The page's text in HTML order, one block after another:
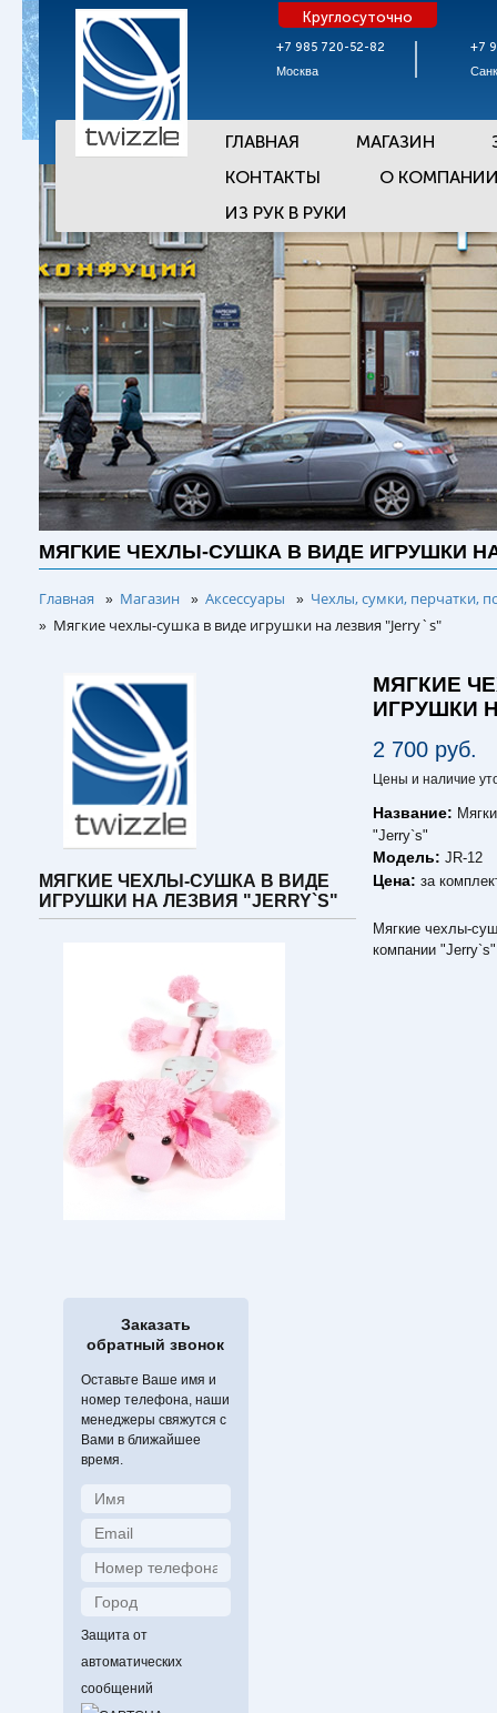
+7 985 720-52-82
Москва
Круглосуточно
+7
ГЛАВНАЯ МАГАЗИН
КОНТАКТЫ
О
ИЗ РУК В РУКИ
МЯГКИЕ ЧЕХЛЫ-СУШКА В ВИДЕ ИГРУШКИ НА
Главная » Магазин » Аксессуары » Чехлы, сумки, перчатки,
» Мягкие чехлы-сушка в виде игрушки на лезвия "Jerry`s"
МЯГКИЕ ЧЕХЛЫ-СУШКА В ВИДЕ
ИГРУШКИ НА ЛЕЗВИЯ "JERRY`S"
Заказать
обратный звонок
Оставьте Ваше имя и
номер телефона, наши
менеджеры свяжутся с
Вами в ближайшее
время.
Защита от
автоматических
сообщений
МЯГКИЕ
ИГРУШКИ
2 700 руб.
Цены и наличие
Название:
"Jerry`s"
Модель:JR-12
Цена:за
Мягкие чехлы-
компании